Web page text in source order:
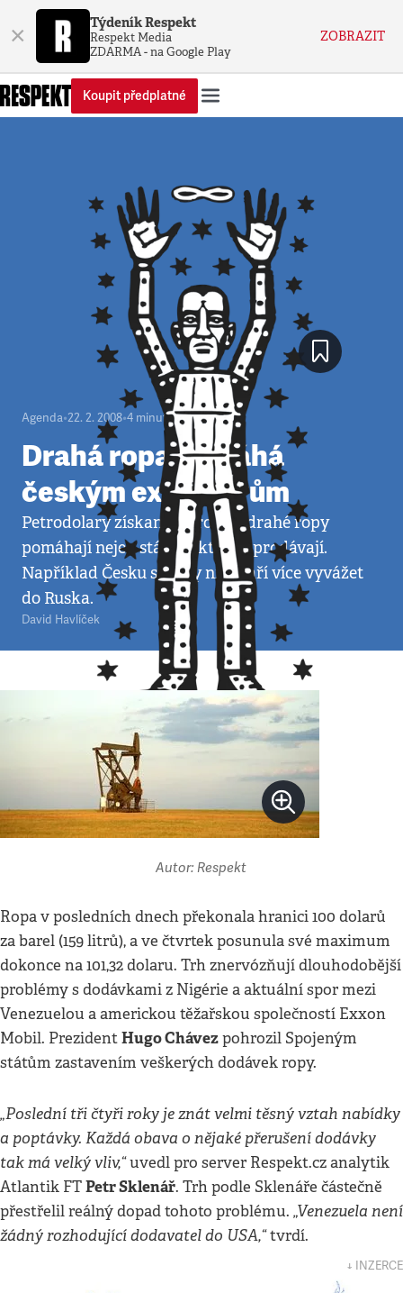
× Týdeník Respekt
Respekt Media
ZDARMA - na Google Play
ZOBRAZIT
Koupit předplatné
Agenda•22. 2. 2008•4 minuty
Drahá ropa pomáhá
českým exportérům
Petrodolary získané z prodeje drahé ropy
pomáhají nejen státům, které ji prodávají.
Například Česku se díky nim daří více vyvážet
do Ruska.
David Havlíček
Autor: Respekt
Ropa v posledních dnech překonala hranici 100 dolarů
za barel (159 litrů), a ve čtvrtek posunula své maximum
dokonce na 101,32 dolaru. Trh znervózňují dlouhodobější
problémy s dodávkami z Nigérie a aktuální spor mezi
Venezuelou a americkou těžařskou společností Exxon
Mobil. PrezidentHugo Chávezpohrozil Spojeným
státům zastavením veškerých dodávek ropy.
„Poslední tři čtyři roky je znát velmi těsný vztah nabídky
a poptávky. Každá obava o nějaké přerušení dodávky
tak má velký vliv,“uvedl pro server Respekt.cz analytik
Atlantik FTPetr Sklenář. Trh podle Sklenáře částečně
přestřelil reálný dopad tohoto problému. „Venezuela není
žádný rozhodující dodavatel do USA,“tvrdí.
↓ INZERCE